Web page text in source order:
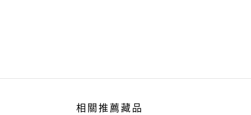
相關推薦藏品